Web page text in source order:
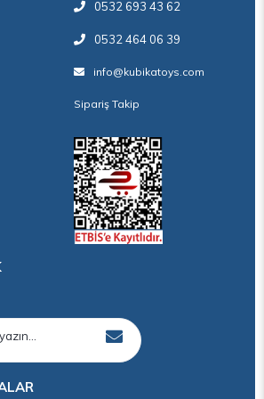
sabit tutmayın. Tablalarda boncuk
0532 693 43 62
0532 464 06 39
info@kubikatoys.com
Sipariş Takip